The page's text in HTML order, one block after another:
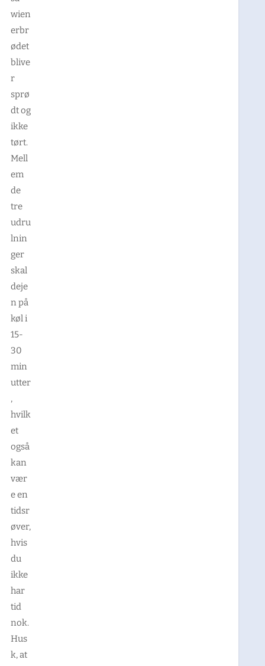
wien
erbr
ødet
blive
r
sprø
dt og
ikke
tørt.
Mell
em
de
tre
udru
lnin
ger
skal
deje
n på
køl i
15-
30
min
utter
,
hvilk
et
også
kan
vær
e en
tidsr
øver,
hvis
du
ikke
har
tid
nok.
Hus
k, at